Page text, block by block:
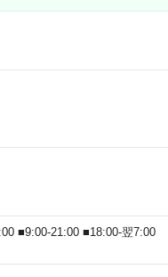
■9:00-21:00 ■18:00-翌7:00